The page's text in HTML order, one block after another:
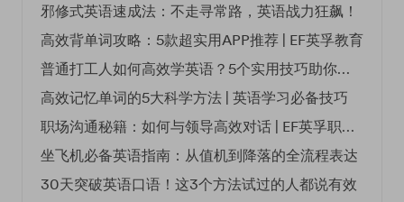
邪修式英语速成法：不走寻常路，英语战力狂飙！
高效背单词攻略：5款超实用APP推荐 | EF英孚教育
普通打工人如何高效学英语？5个实用技巧助你突破职场瓶颈
高效记忆单词的5大科学方法 | 英语学习必备技巧
职场沟通秘籍：如何与领导高效对话 | EF英孚职场指南
坐飞机必备英语指南：从值机到降落的全流程表达
30天突破英语口语！这3个方法试过的人都说有效